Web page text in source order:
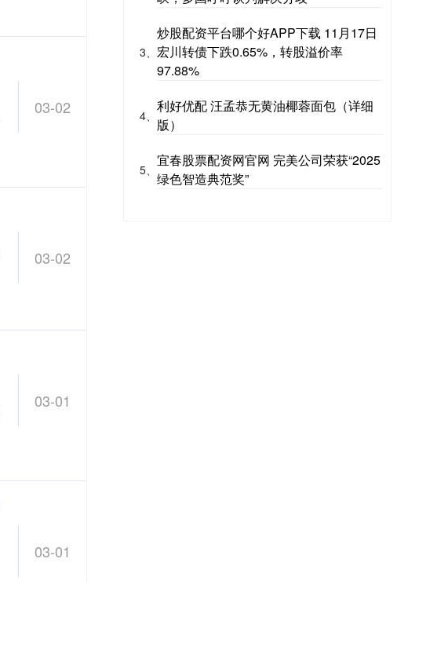
03-02
03-02
03-01
03-01
3、
炒股配资平台哪个好APP下载 11月17日
宏川转债下跌0.65%，转股溢价率
97.88%
4、
利好优配 汪孟恭无黄油椰蓉面包（详细
版）
5、
宜春股票配资网官网 完美公司荣获“2025
绿色智造典范奖”